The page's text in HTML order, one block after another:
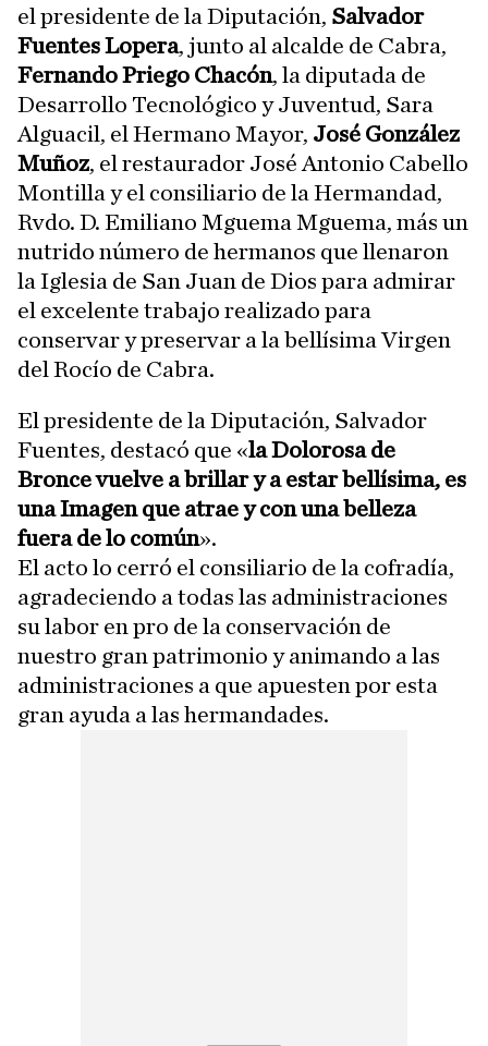
el presidente de la Diputación, Salvador
Fuentes Lopera, junto al alcalde de Cabra,
Fernando Priego Chacón, la diputada de
Desarrollo Tecnológico y Juventud, Sara
Alguacil, el Hermano Mayor, José González
Muñoz, el restaurador José Antonio Cabello
Montilla y el consiliario de la Hermandad,
Rvdo. D. Emiliano Mguema Mguema, más un
nutrido número de hermanos que llenaron
la Iglesia de San Juan de Dios para admirar
el excelente trabajo realizado para
conservar y preservar a la bellísima Virgen
del Rocío de Cabra.
El presidente de la Diputación, Salvador
Fuentes, destacó que «la Dolorosa de
Bronce vuelve a brillar y a estar bellísima, es
una Imagen que atrae y con una belleza
fuera de lo común».
El acto lo cerró el consiliario de la cofradía,
agradeciendo a todas las administraciones
su labor en pro de la conservación de
nuestro gran patrimonio y animando a las
administraciones a que apuesten por esta
gran ayuda a las hermandades.